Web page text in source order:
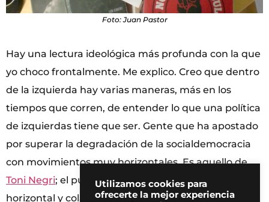
Foto: Juan Pastor
Hay una lectura ideológica más profunda con la que
yo choco frontalmente. Me explico. Creo que dentro
de la izquierda hay varias maneras, más en los
tiempos que corren, de entender lo que una política
de izquierdas tiene que ser. Gente que ha apostado
por superar la degradación de la socialdemocracia
con movimientos muy horizontales. Es aquello de
Toni Negri; el público será tratado de manera
horizontal y colaboraremos todos y seremos
Utilizamos cookies para
ofrecerte la mejor experiencia